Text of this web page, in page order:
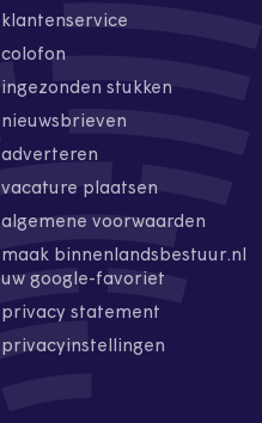
klantenservice
colofon
ingezonden stukken
nieuwsbrieven
adverteren
vacature plaatsen
algemene voorwaarden
maak binnenlandsbestuur.nl
uw google-favoriet
privacy statement
privacyinstellingen